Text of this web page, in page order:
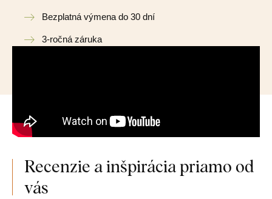
Bezplatná výmena do 30 dní
3-ročná záruka
Recenzie a inšpirácia priamo od
vás